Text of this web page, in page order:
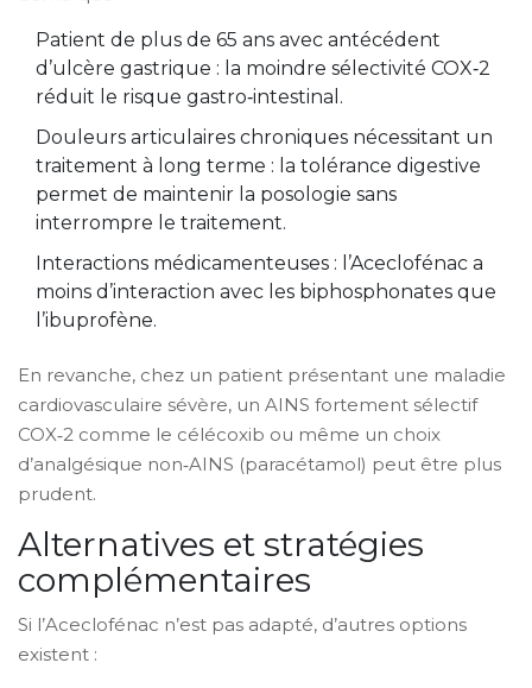
Patient de plus de 65 ans avec antécédent
d’ulcère gastrique : la moindre sélectivité COX‑2
réduit le risque gastro‑intestinal.
Douleurs articulaires chroniques nécessitant un
traitement à long terme : la tolérance digestive
permet de maintenir la posologie sans
interrompre le traitement.
Interactions médicamenteuses : l’Aceclofénac a
moins d’interaction avec les biphosphonates que
l’ibuprofène.
En revanche, chez un patient présentant une maladie
cardiovasculaire sévère, un AINS fortement sélectif
COX‑2 comme le célécoxib ou même un choix
d’analgésique non‑AINS (paracétamol) peut être plus
prudent.
Alternatives et stratégies
complémentaires
Si l’Aceclofénac n’est pas adapté, d’autres options
existent :